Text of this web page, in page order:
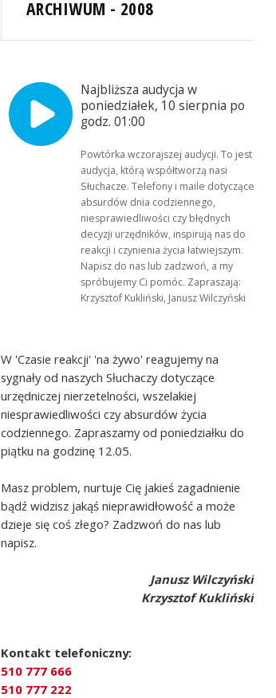
ARCHIWUM - 2008
Najbliższa audycja w
poniedziałek, 10 sierpnia po
godz. 01:00
Powtórka wczorajszej audycji. To jest
audycja, którą współtworzą nasi
Słuchacze. Telefony i maile dotyczące
absurdów dnia codziennego,
niesprawiedliwości czy błędnych
decyzji urzędników, inspirują nas do
reakcji i czynienia życia łatwiejszym.
Napisz do nas lub zadzwoń, a my
spróbujemy Ci pomóc. Zapraszają:
Krzysztof Kukliński, Janusz Wilczyński
W 'Czasie reakcji' 'na żywo' reagujemy na
sygnały od naszych Słuchaczy dotyczące
urzędniczej nierzetelności, wszelakiej
niesprawiedliwości czy absurdów życia
codziennego. Zapraszamy od poniedziałku do
piątku na godzinę 12.05.
Masz problem, nurtuje Cię jakieś zagadnienie
bądź widzisz jakąś nieprawidłowość a może
dzieje się coś złego? Zadzwoń do nas lub
napisz.
Janusz Wilczyński
Krzysztof Kukliński
Kontakt telefoniczny:
510 777 666
510 777 222